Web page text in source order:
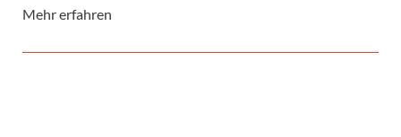
Mehr erfahren